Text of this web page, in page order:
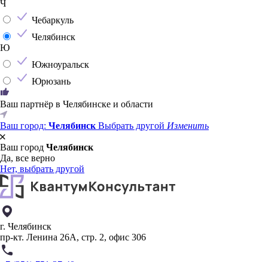
Ч
Чебаркуль
Челябинск
Ю
Южноуральск
Юрюзань
Ваш партнёр в Челябинске и области
Ваш город: Челябинск Выбрать другой Изменить
Ваш город Челябинск
Да, все верно
Нет, выбрать другой
г. Челябинск
пр-кт. Ленина 26А, стр. 2, офис 306